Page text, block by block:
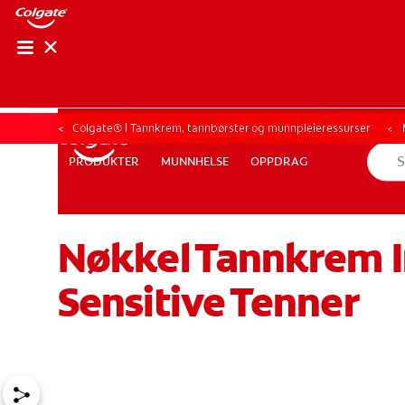
PRODUKTER MUNNHELSE OPPDRAG
FOR FAGFOLK NO (NB) REGISTRER DEG
PRODUKTER MUNNHELSE OPPDRAG
KONTROLL
Colgate® | Tannkrem, tannbørster og munnpleieressurser
Nøkkel Tannkrem
Sensitive Tenner